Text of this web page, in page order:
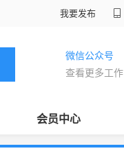
我要发布
微信公众号
查看更多工作
会员中心